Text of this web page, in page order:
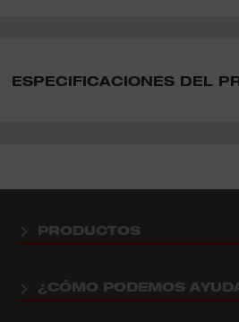
ESPECIFICACIONES DEL
PRODUCTOS
¿CÓMO PODEMOS